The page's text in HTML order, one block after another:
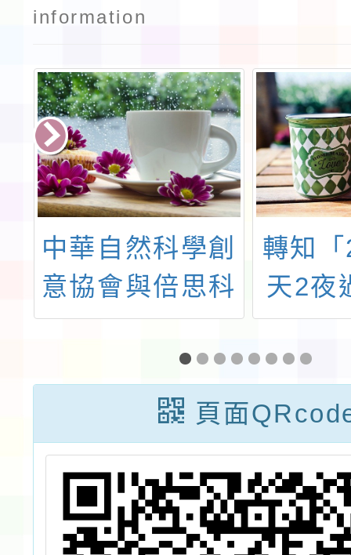
information
中華自然科學創
意協會與倍思科
學實驗室共同主
辦「2024年暑
假科學夏令營」
轉知
天2夜
期兒
地探
動
頁面